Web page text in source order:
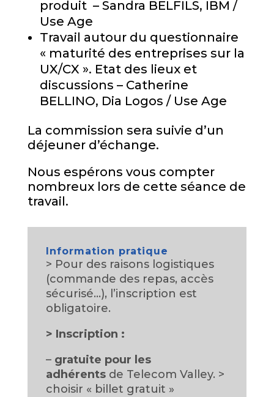
produit – Sandra BELFILS, IBM /
Use Age
Travail autour du questionnaire
« maturité des entreprises sur la
UX/CX ». Etat des lieux et
discussions – Catherine
BELLINO, Dia Logos / Use Age
La commission sera suivie d’un
déjeuner d’échange.
Nous espérons vous compter
nombreux lors de cette séance de
travail.
Information pratique
> Pour des raisons logistiques
(commande des repas, accès
sécurisé…), l’inscription est
obligatoire.
> Inscription :
– gratuite pour les
adhérentsde Telecom Valley. >
choisir « billet gratuit »